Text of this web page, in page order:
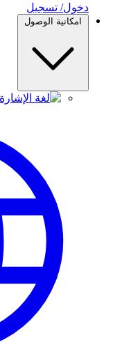
دخول/ تسجيل
امكانية الوصول